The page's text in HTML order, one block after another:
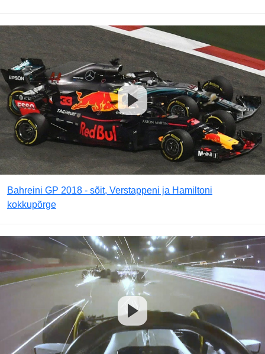
Bahreini GP 2018 - sõit, Verstappeni ja Hamiltoni
kokkupõrge